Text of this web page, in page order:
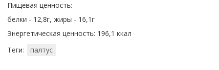
Пищевая ценность:
белки - 12,8г, жиры - 16,1г
Энергетическая ценность: 196,1 ккал
Теги:
палтус